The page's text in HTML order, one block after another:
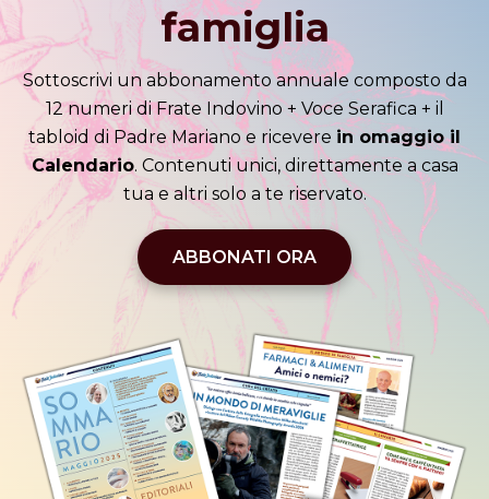
famiglia
Sottoscrivi un abbonamento annuale composto da
12 numeri di Frate Indovino + Voce Serafica + il
tabloid di Padre Mariano e ricevere in omaggio il
Calendario. Contenuti unici, direttamente a casa
tua e altri solo a te riservato.
ABBONATI ORA